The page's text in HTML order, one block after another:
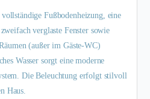
Fußbodenheizung, eine
verglaste Fenster sowie
(außer im Gäste-WC)
Wasser sorgt eine moderne
Die Beleuchtung erfolgt stilvoll
Haus.